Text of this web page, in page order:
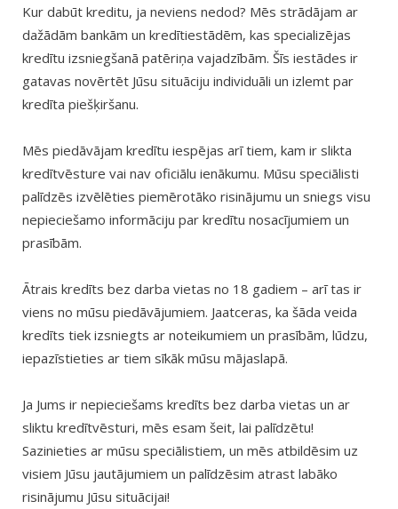
Kur dabūt kreditu, ja neviens nedod? Mēs strādājam ar
dažādām bankām un kredītiestādēm, kas specializējas
kredītu izsniegšanā patēriņa vajadzībām. Šīs iestādes ir
gatavas novērtēt Jūsu situāciju individuāli un izlemt par
kredīta piešķiršanu.
Mēs piedāvājam kredītu iespējas arī tiem, kam ir slikta
kredītvēsture vai nav oficiālu ienākumu. Mūsu speciālisti
palīdzēs izvēlēties piemērotāko risinājumu un sniegs visu
nepieciešamo informāciju par kredītu nosacījumiem un
prasībām.
Ātrais kredīts bez darba vietas no 18 gadiem – arī tas ir
viens no mūsu piedāvājumiem. Jaatceras, ka šāda veida
kredīts tiek izsniegts ar noteikumiem un prasībām, lūdzu,
iepazīstieties ar tiem sīkāk mūsu mājaslapā.
Ja Jums ir nepieciešams kredīts bez darba vietas un ar
sliktu kredītvēsturi, mēs esam šeit, lai palīdzētu!
Sazinieties ar mūsu speciālistiem, un mēs atbildēsim uz
visiem Jūsu jautājumiem un palīdzēsim atrast labāko
risinājumu Jūsu situācijai!